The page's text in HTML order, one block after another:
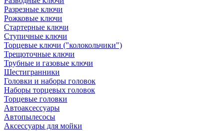
Разрезные ключи
Рожковые ключи
Стартерные ключи
Ступичные ключи
Торцевые ключи ("колокольчики")
Трещоточные ключи
Трубные и газовые ключи
Шестигранники
Головки и наборы головок
Наборы торцевых головок
Торцевые головки
Автоаксессуары
Автопылесосы
Аксессуары для мойки